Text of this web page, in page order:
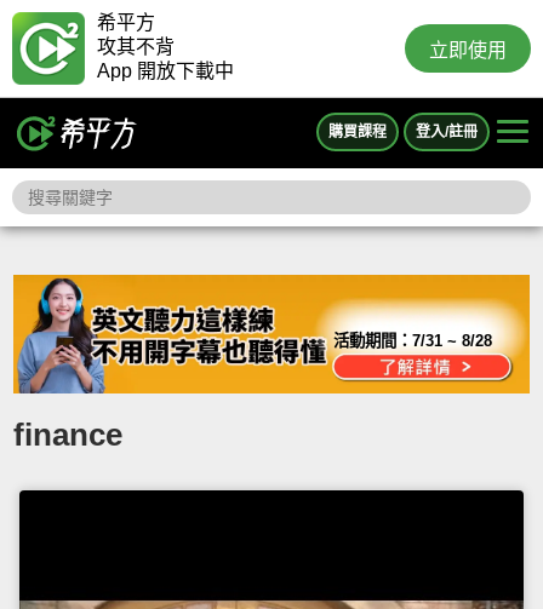
希平方
攻其不背
App 開放下載中
立即使用
購買課程 登入/註冊
活動期間：7/31 ~ 8/28
finance